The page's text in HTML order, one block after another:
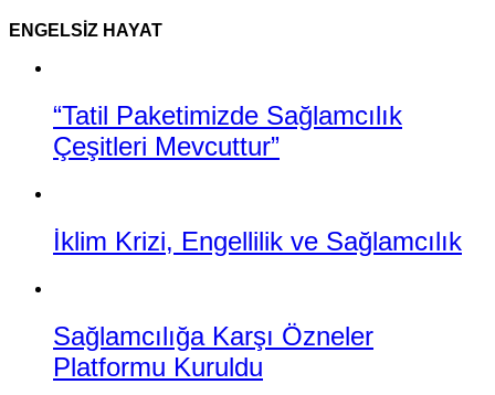
ENGELSIZ HAYAT
“Tatil Paketimizde Sağlamcılık
Çeşitleri Mevcuttur”
İklim Krizi, Engellilik ve Sağlamcılık
Sağlamcılığa Karşı Özneler
Platformu Kuruldu